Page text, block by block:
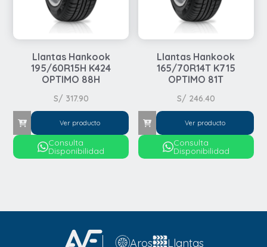
Llantas Hankook
195/60R15H K424
OPTIMO 88H
S/ 317.90
Ver producto
Consulta
Disponibilidad
Llantas Hankook
165/70R14T K715
OPTIMO 81T
S/ 246.40
Ver producto
Consulta
Disponibilidad
Aros Llantas